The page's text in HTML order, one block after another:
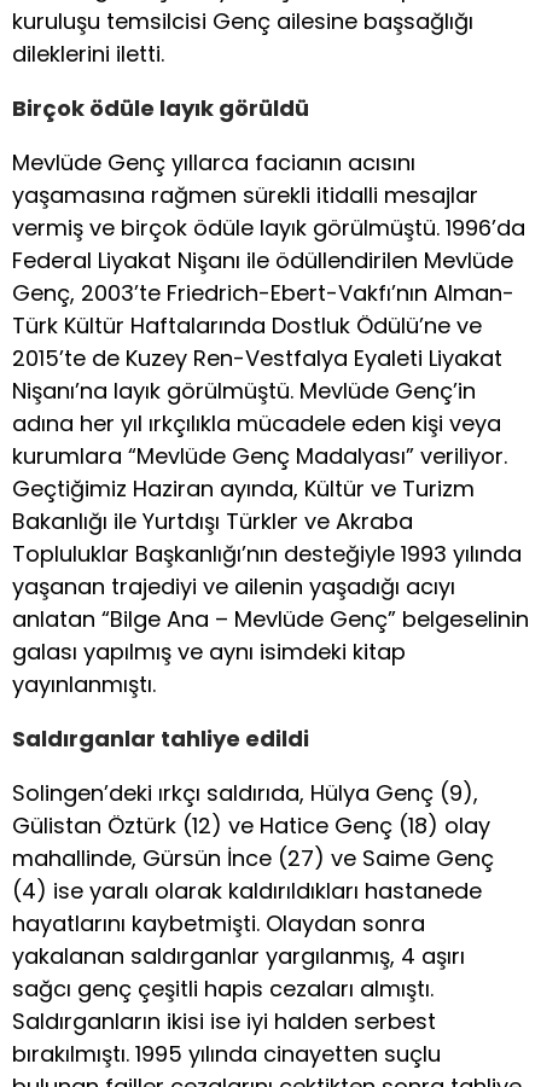
kuruluşu temsilcisi Genç ailesine başsağlığı
dileklerini iletti.
Birçok ödüle layık görüldü
Mevlüde Genç yıllarca facianın acısını
yaşamasına rağmen sürekli itidalli mesajlar
vermiş ve birçok ödüle layık görülmüştü. 1996’da
Federal Liyakat Nişanı ile ödüllendirilen Mevlüde
Genç, 2003’te Friedrich-Ebert-Vakfı’nın Alman-
Türk Kültür Haftalarında Dostluk Ödülü’ne ve
2015’te de Kuzey Ren-Vestfalya Eyaleti Liyakat
Nişanı’na layık görülmüştü. Mevlüde Genç’in
adına her yıl ırkçılıkla mücadele eden kişi veya
kurumlara “Mevlüde Genç Madalyası” veriliyor.
Geçtiğimiz Haziran ayında, Kültür ve Turizm
Bakanlığı ile Yurtdışı Türkler ve Akraba
Topluluklar Başkanlığı’nın desteğiyle 1993 yılında
yaşanan trajediyi ve ailenin yaşadığı acıyı
anlatan “Bilge Ana – Mevlüde Genç” belgeselinin
galası yapılmış ve aynı isimdeki kitap
yayınlanmıştı.
Saldırganlar tahliye edildi
Solingen’deki ırkçı saldırıda, Hülya Genç (9),
Gülistan Öztürk (12) ve Hatice Genç (18) olay
mahallinde, Gürsün İnce (27) ve Saime Genç
(4) ise yaralı olarak kaldırıldıkları hastanede
hayatlarını kaybetmişti. Olaydan sonra
yakalanan saldırganlar yargılanmış, 4 aşırı
sağcı genç çeşitli hapis cezaları almıştı.
Saldırganların ikisi ise iyi halden serbest
bırakılmıştı. 1995 yılında cinayetten suçlu